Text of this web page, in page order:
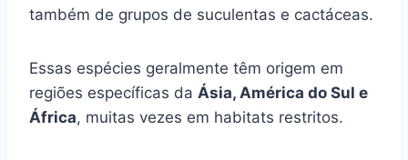
também de grupos de suculentas e cactáceas.
Essas espécies geralmente têm origem em
regiões específicas da Ásia, América do Sul e
África, muitas vezes em habitats restritos.